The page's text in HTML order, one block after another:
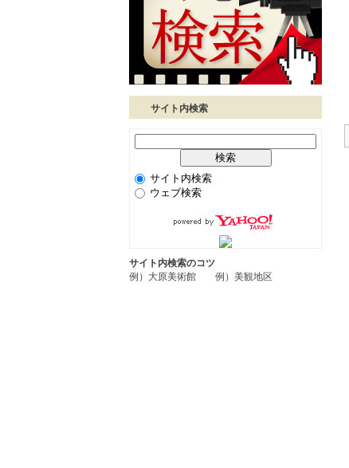
サイト内検索
サイト内検索
ウェブ検索
サイト内検索のコツ
例）大原美術館 例）美観地区